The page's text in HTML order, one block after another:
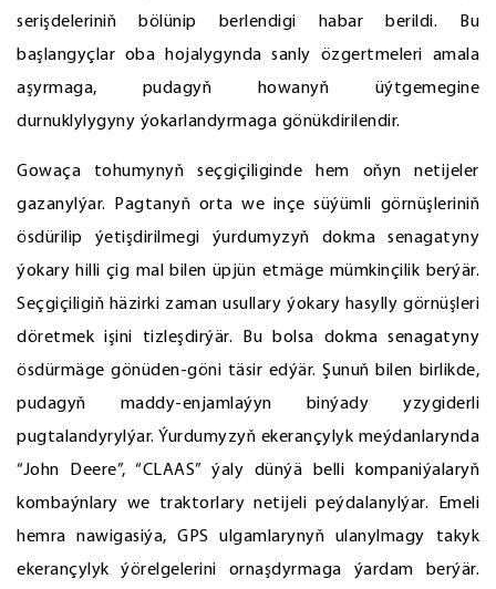
serişdeleriniň bölünip berlendigi habar berildi. Bu
başlangyçlar oba hojalygynda sanly özgertmeleri amala
aşyrmaga, pudagyň howanyň üýtgemegine
durnuklylygyny ýokarlandyrmaga gönükdirilendir.
Gowaça tohumynyň seçgiçiliginde hem oňyn netijeler
gazanylýar. Pagtanyň orta we inçe süýümli görnüşleriniň
ösdürilip ýetişdirilmegi ýurdumyzyň dokma senagatyny
ýokary hilli çig mal bilen üpjün etmäge mümkinçilik berýär.
Seçgiçiligiň häzirki zaman usullary ýokary hasylly görnüşleri
döretmek işini tizleşdirýär. Bu bolsa dokma senagatyny
ösdürmäge gönüden-göni täsir edýär. Şunuň bilen birlikde,
pudagyň maddy-enjamlaýyn binýady yzygiderli
pugtalandyrylýar. Ýurdumyzyň ekerançylyk meýdanlarynda
“John Deere”, “CLAAS” ýaly dünýä belli kompaniýalaryň
kombaýnlary we traktorlary netijeli peýdalanylýar. Emeli
hemra nawigasiýa, GPS ulgamlarynyň ulanylmagy takyk
ekerançylyk ýörelgelerini ornaşdyrmaga ýardam berýär.